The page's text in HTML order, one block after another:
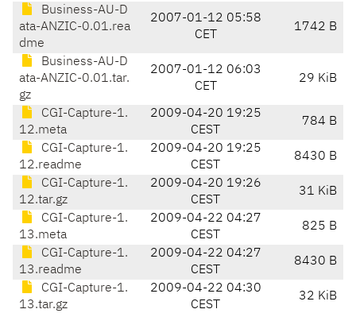
Business-AU-D
ata-ANZIC-0.01.rea
dme
2007-01-12 05:58
CET
1742 B
Business-AU-D
ata-ANZIC-0.01.tar.
gz
2007-01-12 06:03
CET
29 KiB
CGI-Capture-1.
12.meta
2009-04-20 19:25
CEST
784 B
CGI-Capture-1.
12.readme
2009-04-20 19:25
CEST
8430 B
CGI-Capture-1.
12.tar.gz
2009-04-20 19:26
CEST
31 KiB
CGI-Capture-1.
13.meta
2009-04-22 04:27
CEST
825 B
CGI-Capture-1.
13.readme
2009-04-22 04:27
CEST
8430 B
CGI-Capture-1.
13.tar.gz
2009-04-22 04:30
CEST
32 KiB